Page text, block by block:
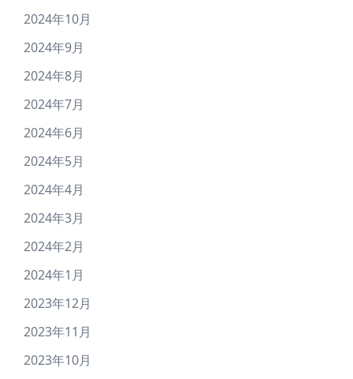
2024年10月
2024年9月
2024年8月
2024年7月
2024年6月
2024年5月
2024年4月
2024年3月
2024年2月
2024年1月
2023年12月
2023年11月
2023年10月